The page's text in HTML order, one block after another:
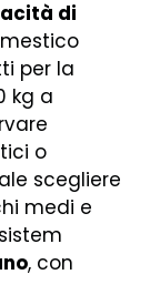
di
per la
kg a
o
scegliere
medi e
, con